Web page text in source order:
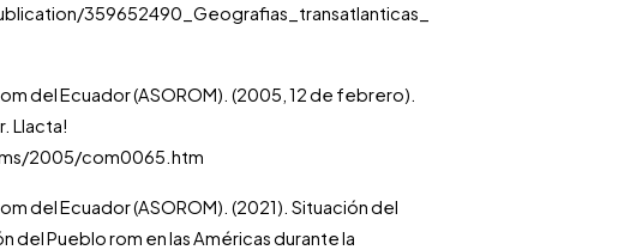
359652490_Geografias_transatlanticas_
del Ecuador (ASOROM). (2005, 12 de febrero).
Llacta!
2005/com0065.htm
del Ecuador (ASOROM). (2021). Situación del
del Pueblo rom en las Américas durante la